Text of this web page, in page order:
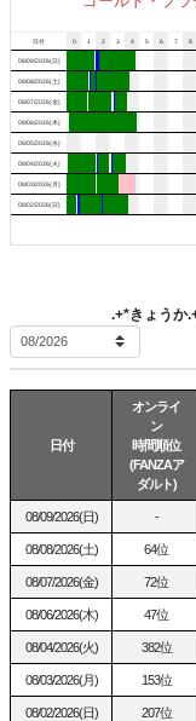
日付 0 1 2 3 4 5 6 7 8
08/09/2026(日)
08/08/2026(土)
08/07/2026(金)
08/06/2026(木)
08/05/2026(水)
08/04/2026(火)
08/03/2026(月)
08/02/2026(日)
.+*きょうか
日付
オンライ
ン
時間順位
(FANZAア
ダルト)
08/09/2026(日) -
08/08/2026(土) 64位
08/07/2026(金) 72位
08/06/2026(木) 47位
08/04/2026(火) 382位
08/03/2026(月) 153位
08/02/2026(日) 207位